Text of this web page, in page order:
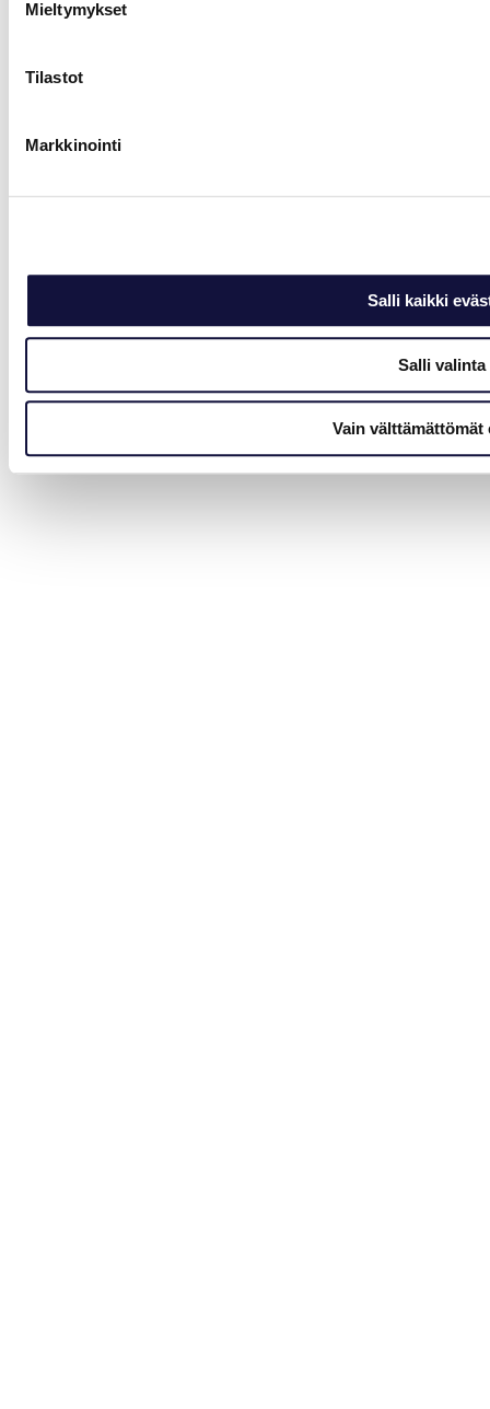
Mieltymykset
Tilastot
Markkinointi
Salli kaikki
Salli valinta
Vain välttämättömät